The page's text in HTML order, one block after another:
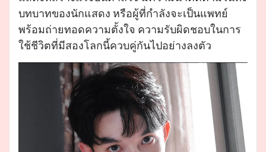
บทบาทของนักแสดง หรือผู้ที่กำลังจะเป็นแพทย์
พร้อมถ่ายทอดความตั้งใจ ความรับผิดชอบในการ
ใช้ชีวิตที่มีสองโลกนี้ควบคู่กันไปอย่างลงตัว